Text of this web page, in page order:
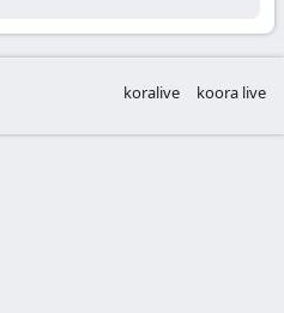
koora live
koralive